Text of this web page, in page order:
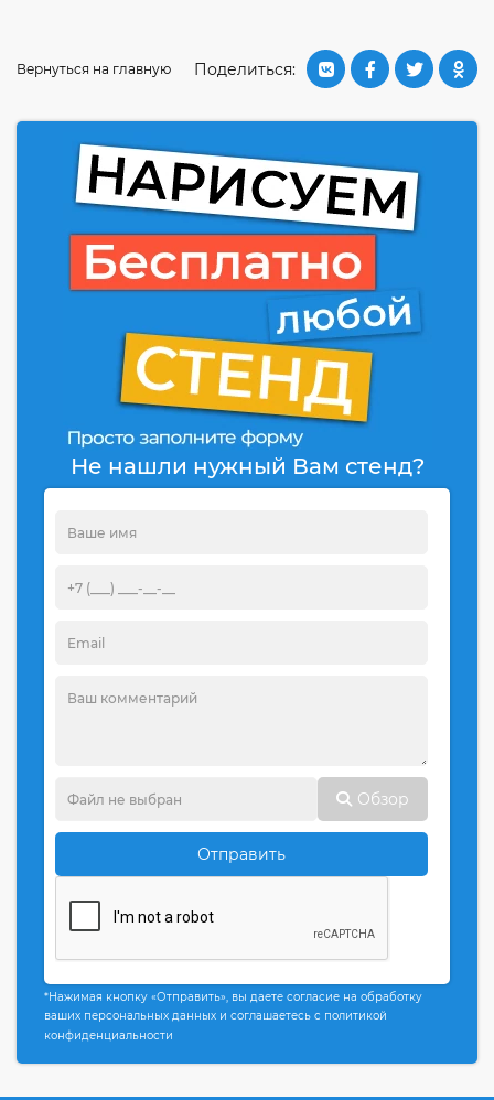
Поделиться:
Вернуться на главную
Не нашли нужный Вам стенд?
Обзор
Отправить
*Нажимая кнопку «Отправить», вы даете согласие на обработку
ваших персональных данных и соглашаетесь с политикой
конфиденциальности